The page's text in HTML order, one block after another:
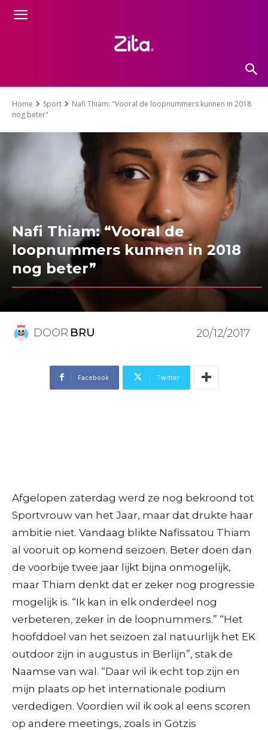
Home Sport
Nafi Thiam: "Vooral de loopnummers kunnen in 2018
nog beter"
Nafi Thiam: “Vooral de
loopnummers kunnen in 2018
nog beter”
DOOR BRU 20/12/2017
Facebook Twitter
Afgelopen zaterdag werd ze nog bekroond tot
Sportvrouw van het Jaar, maar dat drukte haar
ambitie niet. Vandaag blikte Nafissatou Thiam
al vooruit op komend seizoen. Beter doen dan
de voorbije twee jaar lijkt bijna onmogelijk,
maar Thiam denkt dat er zeker nog progressie
mogelijk is. “Ik kan in elk onderdeel nog
verbeteren, zeker in de loopnummers.” “Het
hoofddoel van het seizoen zal natuurlijk het EK
outdoor zijn in augustus in Berlijn”, stak de
Naamse van wal. “Daar wil ik echt top zijn en
mijn plaats op het internationale podium
verdedigen. Voordien wil ik ook al eens scoren
op andere meetings, zoals in Götzis